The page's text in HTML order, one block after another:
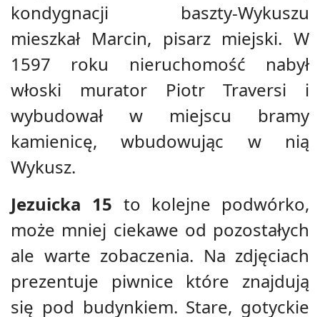
kondygnacji baszty-Wykuszu
mieszkał Marcin, pisarz miejski. W
1597 roku nieruchomość nabył
włoski murator Piotr Traversi i
wybudował w miejscu bramy
kamienicę, wbudowując w nią
Wykusz.
Jezuicka 15 to kolejne podwórko,
może mniej ciekawe od pozostałych
ale warte zobaczenia. Na zdjęciach
prezentuje piwnice które znajdują
się pod budynkiem. Stare, gotyckie